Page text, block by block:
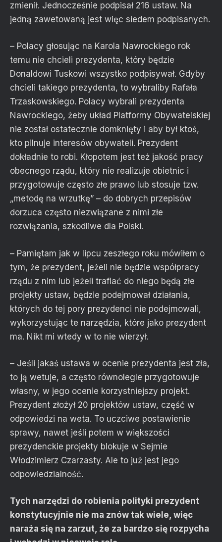
zmienił. Jednocześnie podpisał 216 ustaw. Na
jedną zawetowaną jest więc siedem podpisanych.
– Polacy głosując na Karola Nawrockiego rok
temu nie chcieli prezydenta, który będzie
Donaldowi Tuskowi wszystko podpisywał. Gdyby
chcieli takiego prezydenta, to wybraliby Rafała
Trzaskowskiego. Polacy wybrali prezydenta
Nawrockiego, żeby układ Platformy Obywatelskiej
nie został ostatecznie domknięty i aby był ktoś,
kto pilnuje interesów obywateli. Prezydent
dokładnie to robi. Kłopotem jest też jakość pracy
obecnego rządu, który nie realizuje obietnic i
przygotowuje często złe prawo lub stosuje tzw.
„metodę na wrzutkę” – do dobrych przepisów
dorzuca często niezwiązane z nimi złe
rozwiązania, szkodliwe dla Polski.
– Pamiętam jak w lipcu zeszłego roku mówiłem o
tym, że prezydent, jeżeli nie będzie współpracy
rządu z nim lub jeżeli trafiać do niego będą złe
projekty ustaw, będzie podejmował działania,
których do tej pory prezydenci nie podejmowali,
wykorzystując te narzędzia, które jako prezydent
ma. Nikt mi wtedy w to nie wierzył.
– Jeśli jakaś ustawa w ocenie prezydenta jest zła,
to ją wetuje, a często równolegle przygotowuje
własny, w jego ocenie korzystniejszy projekt.
Prezydent złożył 20 projektów ustaw, część w
odpowiedzi na weta. To uczciwe postawienie
sprawy, nawet jeśli potem w większości
prezydenckie projekty blokuje w Sejmie
Włodzimierz Czarzasty. Ale to już jest jego
odpowiedzialność.
Tych narzędzi do robienia polityki prezydent
konstytucyjnie nie ma znów tak wiele, więc
naraża się na zarzut, że za bardzo się rozpycha